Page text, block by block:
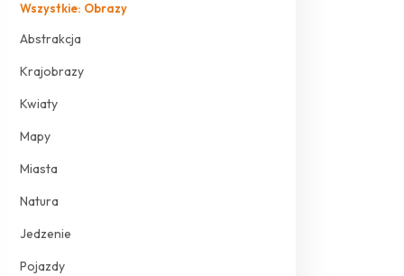
Wszystkie: Obrazy
Abstrakcja
Krajobrazy
Kwiaty
Mapy
Miasta
Natura
Jedzenie
Pojazdy